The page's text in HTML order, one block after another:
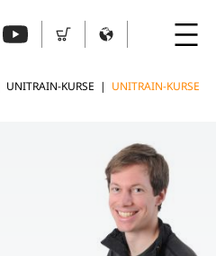
UNITRAIN-KURSE | UNITRAIN-KURSE